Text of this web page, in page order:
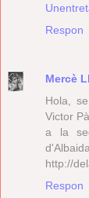
Respon
Mercè
Hola,
Victor
a la
http://
Respon